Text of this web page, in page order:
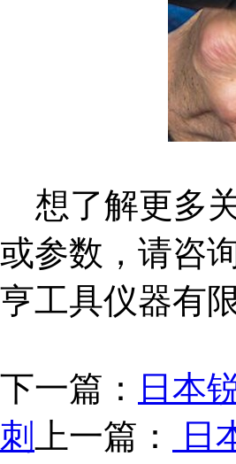
想了解更多
或参数，请咨
亨工具仪器有
下一篇：
日本
刺
上一篇：
日